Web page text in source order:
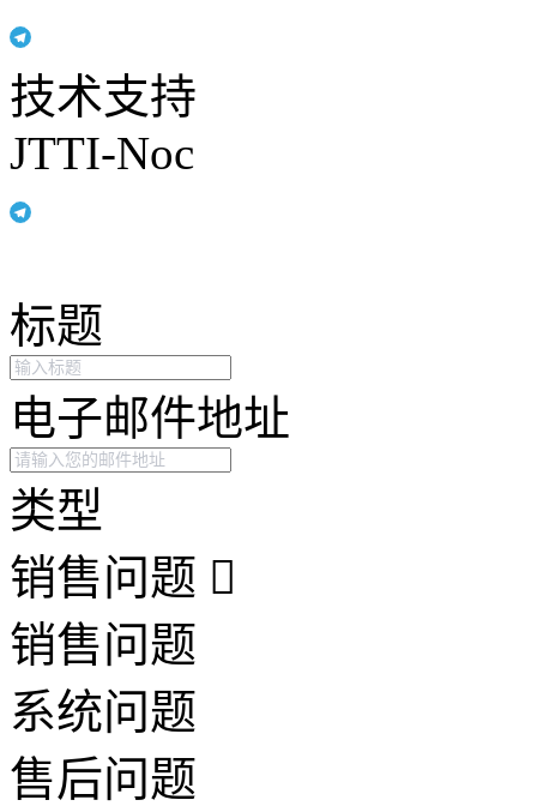
技术支持
JTTI-Noc
标题
电子邮件地址
类型
销售问题
销售问题
系统问题
售后问题